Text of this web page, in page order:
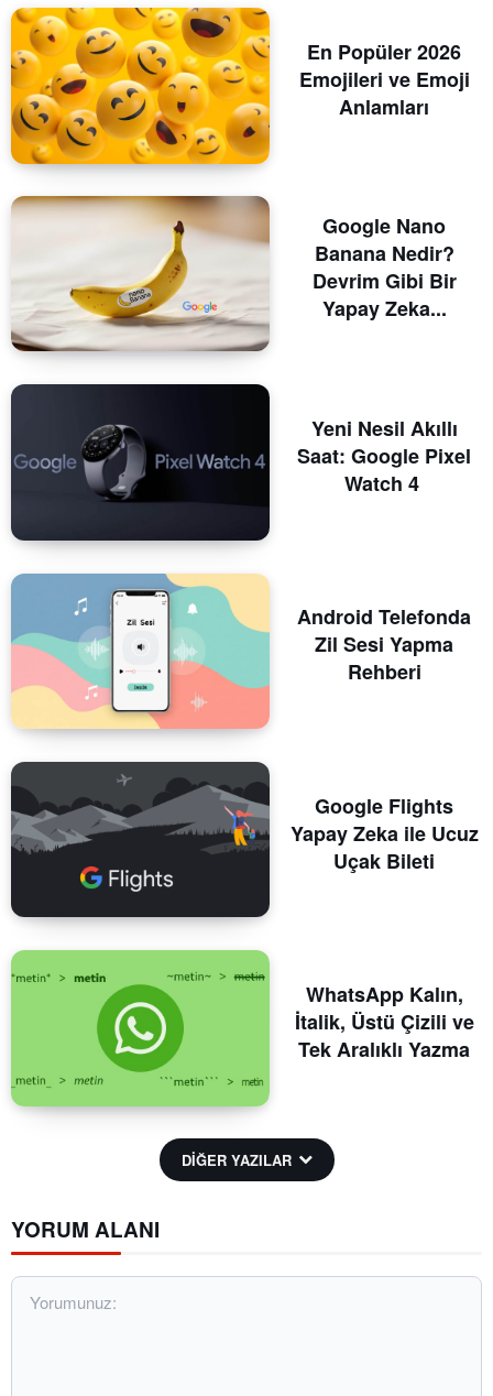
En Popüler 2026
Emojileri ve Emoji
Anlamları
Google Nano
Banana Nedir?
Devrim Gibi Bir
Yapay Zeka...
Yeni Nesil Akıllı
Saat: Google Pixel
Watch 4
Android Telefonda
Zil Sesi Yapma
Rehberi
Google Flights
Yapay Zeka ile Ucuz
Uçak Bileti
WhatsApp Kalın,
İtalik, Üstü Çizili ve
Tek Aralıklı Yazma
DİĞER YAZILAR
YORUM ALANI